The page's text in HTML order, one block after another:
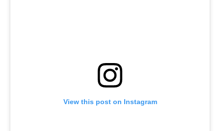
View this post on Instagram